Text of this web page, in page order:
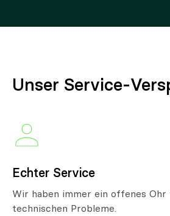
Unser Service-
Echter Service
Wir haben immer ein offenes Ohr
technischen Probleme.